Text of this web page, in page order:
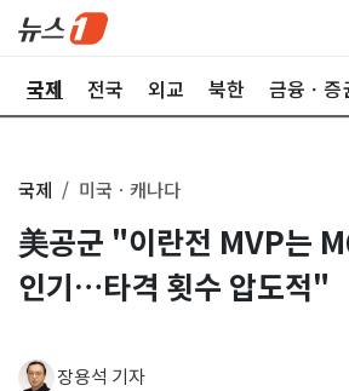
국제 전국 외교 북한 금융ㆍ증
국제 미국ㆍ캐나다
美공군 "이란전 MVP는
인기…타격 횟수 압도적"
장용석 기자